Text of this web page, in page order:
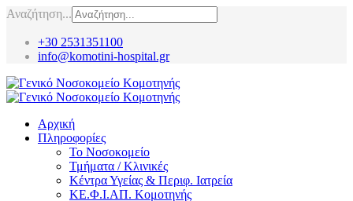
Αναζήτηση...
+30 2531351100
info@komotini-hospital.gr
Αρχική
Πληροφορίες
Το Νοσοκομείο
Τμήματα / Κλινικές
Κέντρα Υγείας & Περιφ. Ιατρεία
ΚΕ.Φ.Ι.ΑΠ. Κομοτηνής